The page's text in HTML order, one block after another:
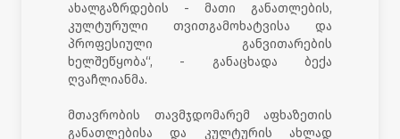
ახალგაზრდების - მათი განათლების,
კულტურული თვითგამოხატვისა და
პროფესიული განვითარების
ხელშეწყობა“, - განაცხადა ბექა
ღვაჩლიანმა.
მთავრობის თავმჯდომარემ აფხაზეთის
განათლებისა და კულტურის ახლად